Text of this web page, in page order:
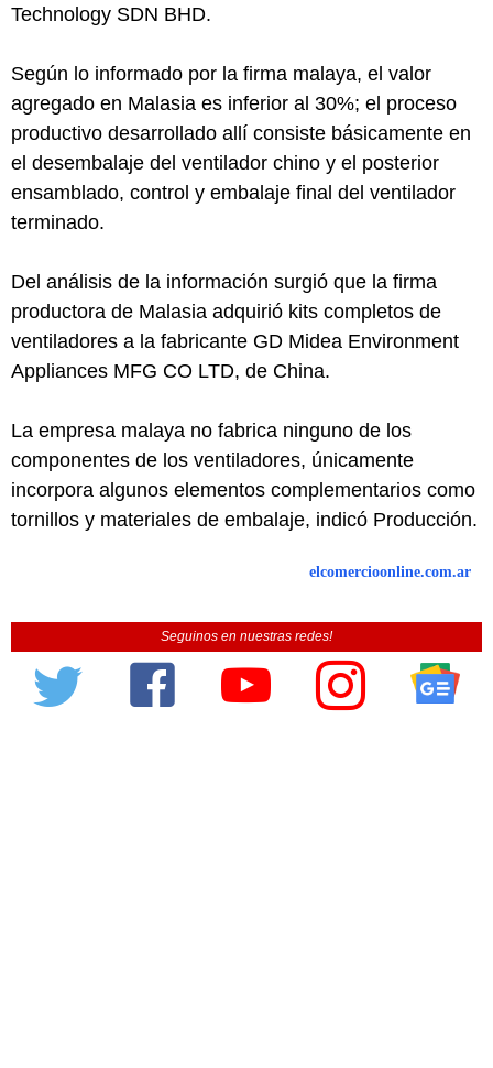
Technology SDN BHD.
Según lo informado por la firma malaya, el valor
agregado en Malasia es inferior al 30%; el proceso
productivo desarrollado allí consiste básicamente en
el desembalaje del ventilador chino y el posterior
ensamblado, control y embalaje final del ventilador
terminado.
Del análisis de la información surgió que la firma
productora de Malasia adquirió kits completos de
ventiladores a la fabricante GD Midea Environment
Appliances MFG CO LTD, de China.
La empresa malaya no fabrica ninguno de los
componentes de los ventiladores, únicamente
incorpora algunos elementos complementarios como
tornillos y materiales de embalaje, indicó Producción.
elcomercioonline.com.ar
Seguinos en nuestras redes!